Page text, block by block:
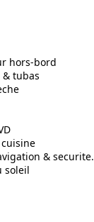
hors-bord
& tubas
& securite.
soleil